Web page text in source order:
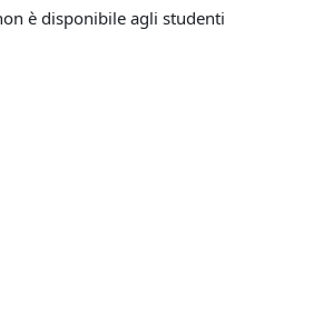
è disponibile agli studenti